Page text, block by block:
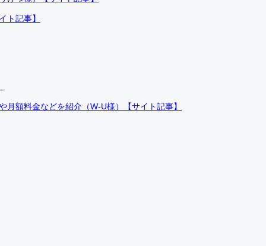
ト記事】
額料金などを紹介（W-U様）【サイト記事】